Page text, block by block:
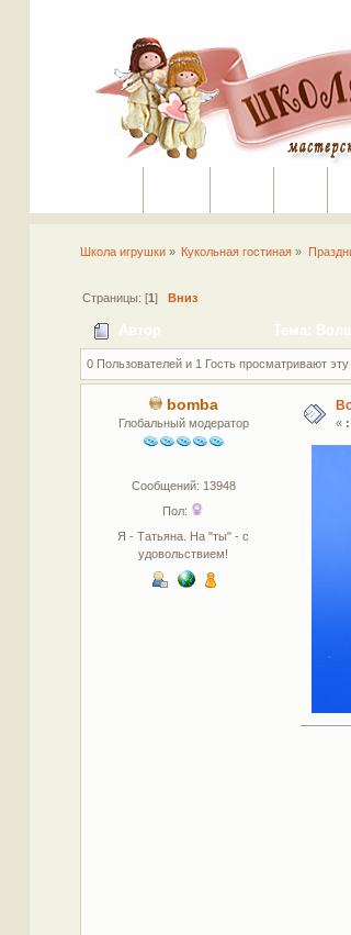
Школа игрушки » Кукольная гостиная »
Страницы: [1] Вниз
Автор Тема:
0 Пользователей и 1 Гость просматривают эту
bomba
Глобальный модератор
Сообщений: 13948
Пол:
Я - Татьяна. На "ты" - с
удовольствием!
« :